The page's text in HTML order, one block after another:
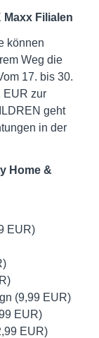
Filialen
können
Weg die
17. bis 30.
EUR zur
geht
in der
Home &
EUR)
(9,99 EUR)
EUR)
EUR)